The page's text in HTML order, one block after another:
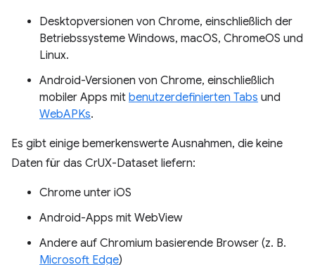
Desktopversionen von Chrome, einschließlich der
Betriebssysteme Windows, macOS, ChromeOS und
Linux.
Android-Versionen von Chrome, einschließlich
mobiler Apps mit benutzerdefinierten Tabs und
WebAPKs.
Es gibt einige bemerkenswerte Ausnahmen, die keine
Daten für das CrUX-Dataset liefern:
Chrome unter iOS
Android-Apps mit WebView
Andere auf Chromium basierende Browser (z. B.
Microsoft Edge)